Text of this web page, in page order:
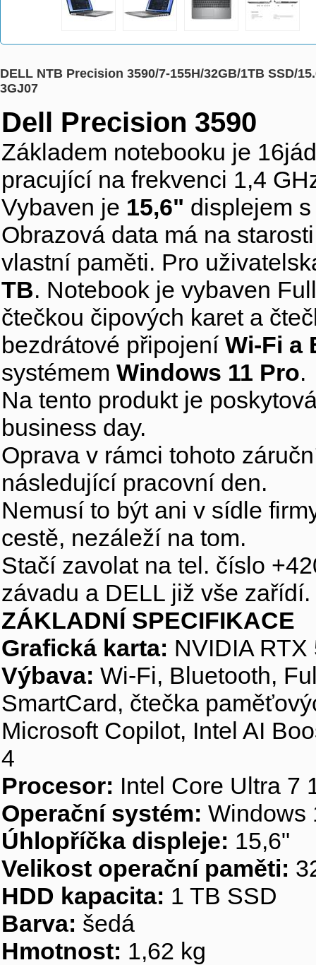
DELL NTB Precision 3590/7-155H/32GB/1TB SSD/
3GJ07
Dell Precision 3590
Základem notebooku je
pracující na frekvenci 1,4
Vybaven je 15,6" displejem
Obrazová data má na
vlastní paměti. Pro
TB. Notebook je vybaven
čtečkou čipových karet a
bezdrátové připojení Wi-Fi a
systémem Windows 11 Pro.
Na tento produkt je
business day.
Oprava v rámci tohoto
následující pracovní den.
Nemusí to být ani v sídle
cestě, nezáleží na tom.
Stačí zavolat na tel. číslo
závadu a DELL již vše zařídí.
ZÁKLADNÍ SPECIFIKACE
Grafická karta: NVIDIA RTX
Výbava: Wi-Fi, Bluetooth,
SmartCard, čtečka
Microsoft Copilot, Intel AI
4
Procesor: Intel Core Ultra 7
Operační systém: Windows
Úhlopříčka displeje: 15,6"
Velikost operační paměti:
HDD kapacita: 1 TB SSD
Barva: šedá
Hmotnost: 1,62 kg